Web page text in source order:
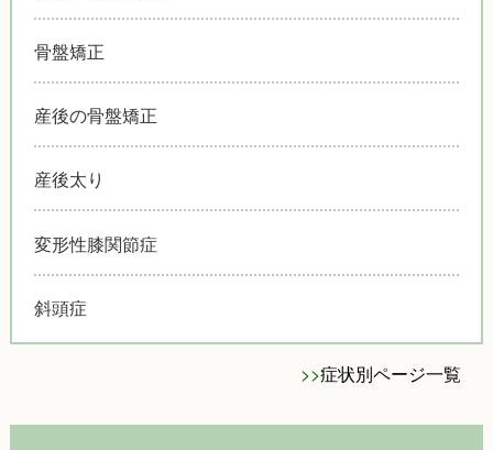
骨盤矯正
産後の骨盤矯正
産後太り
変形性膝関節症
斜頭症
>>症状別ページ一覧